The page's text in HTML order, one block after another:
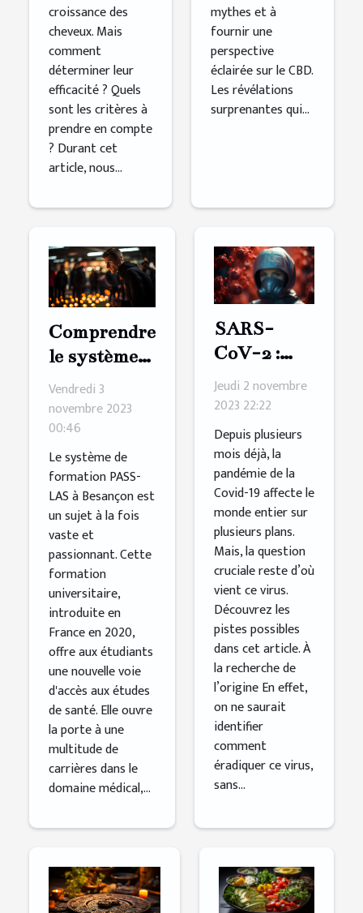
croissance des
cheveux. Mais
comment
déterminer leur
efficacité ? Quels
sont les critères à
prendre en compte
? Durant cet
article, nous...
mythes et à
fournir une
perspective
éclairée sur le CBD.
Les révélations
surprenantes qui...
Comprendre
le système
de
formation
PASS-LAS
à Besançon
Vendredi 3
novembre 2023
00:46
Le système de
formation PASS-
LAS à Besançon est
un sujet à la fois
vaste et
passionnant. Cette
formation
universitaire,
introduite en
France en 2020,
offre aux étudiants
une nouvelle voie
d'accès aux études
de santé. Elle ouvre
la porte à une
multitude de
carrières dans le
domaine médical,...
SARS-
CoV-2 :
une lettre
pour
connaître
sa vraie
origine ?
Jeudi 2 novembre
2023 22:22
Depuis plusieurs
mois déjà, la
pandémie de la
Covid-19 affecte le
monde entier sur
plusieurs plans.
Mais, la question
cruciale reste d’où
vient ce virus.
Découvrez les
pistes possibles
dans cet article. À
la recherche de
l’origine En effet,
on ne saurait
identifier
comment
éradiquer ce virus,
sans...